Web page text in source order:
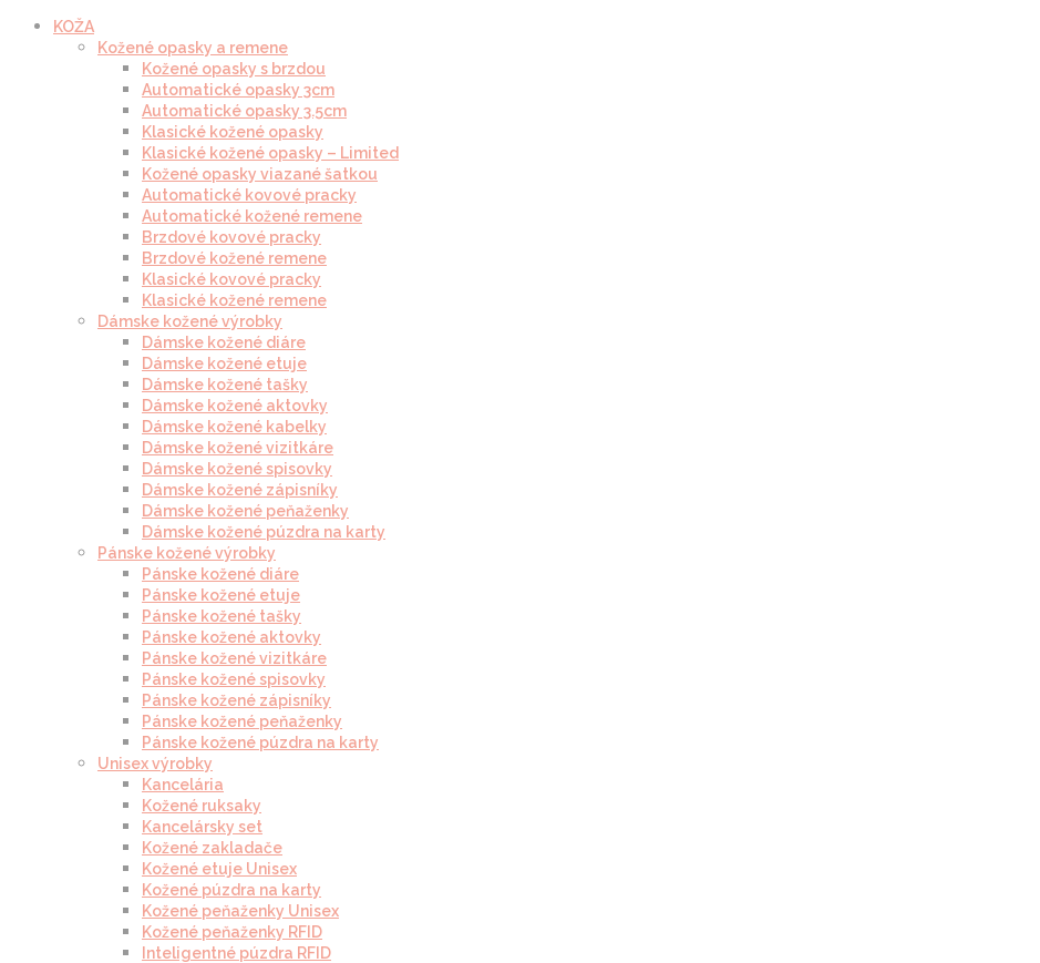
KOŽA
Kožené opasky a remene
Kožené opasky s brzdou
Automatické opasky 3cm
Automatické opasky 3.5cm
Klasické kožené opasky
Klasické kožené opasky – Limited
Kožené opasky viazané šatkou
Automatické kovové pracky
Automatické kožené remene
Brzdové kovové pracky
Brzdové kožené remene
Klasické kovové pracky
Klasické kožené remene
Dámske kožené výrobky
Dámske kožené diáre
Dámske kožené etuje
Dámske kožené tašky
Dámske kožené aktovky
Dámske kožené kabelky
Dámske kožené vizitkáre
Dámske kožené spisovky
Dámske kožené zápisníky
Dámske kožené peňaženky
Dámske kožené púzdra na karty
Pánske kožené výrobky
Pánske kožené diáre
Pánske kožené etuje
Pánske kožené tašky
Pánske kožené aktovky
Pánske kožené vizitkáre
Pánske kožené spisovky
Pánske kožené zápisníky
Pánske kožené peňaženky
Pánske kožené púzdra na karty
Unisex výrobky
Kancelária
Kožené ruksaky
Kancelársky set
Kožené zakladače
Kožené etuje Unisex
Kožené púzdra na karty
Kožené peňaženky Unisex
Kožené peňaženky RFID
Inteligentné púzdra RFID